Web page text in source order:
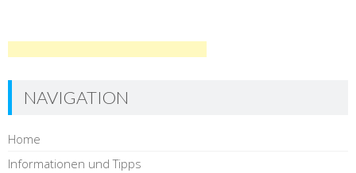
NAVIGATION
Home
Informationen und Tipps